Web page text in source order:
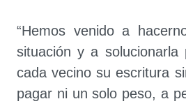
“Hemos venido a
situación y a solucionarla
cada vecino su escritura
pagar ni un solo peso, a